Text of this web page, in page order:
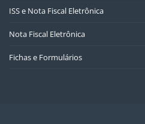
ISS e Nota Fiscal Eletrônica
Nota Fiscal Eletrônica
Fichas e Formulários